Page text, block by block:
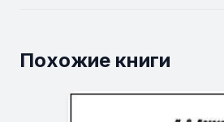
Похожие книги